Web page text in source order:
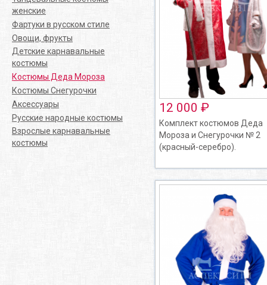
женские
Фартуки в русском стиле
Овощи, фрукты
Детские карнавальные
костюмы
Костюмы Деда Мороза
Костюмы Снегурочки
Аксессуары
Русские народные костюмы
Взрослые карнавальные
костюмы
12 000 ₽
Комплект костюмов Деда
Мороза и Снегурочки № 2
(красный-серебро).